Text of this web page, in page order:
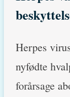
Herpes
nyfødte
forårsage